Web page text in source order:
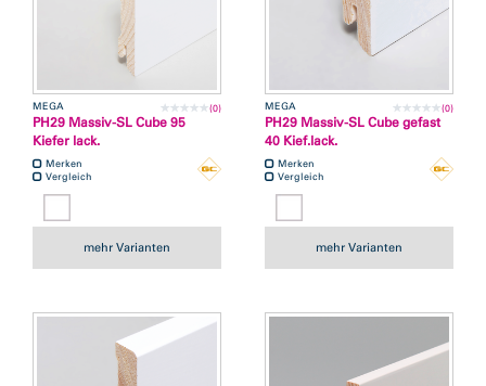
MEGA (0)
PH29 Massiv-SL Cube 95
Kiefer lack.
Merken
Vergleich
mehr Varianten
MEGA (0)
PH29 Massiv-SL Cube gefast
40 Kief.lack.
Merken
Vergleich
mehr Varianten